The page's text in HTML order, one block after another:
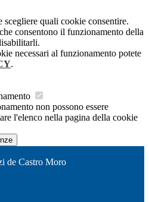
scegliere quali cookie consentire.
consentono il funzionamento della
necessari al funzionamento potete
.
non possono essere
l'elenco nella pagina della cookie
de Castro Moro